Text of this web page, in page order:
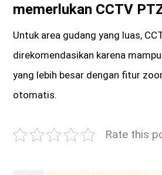
memerlukan CCTV
Untuk area gudang yang luas,
direkomendasikan karena
yang lebih besar dengan fitur
otomatis.
Rate this